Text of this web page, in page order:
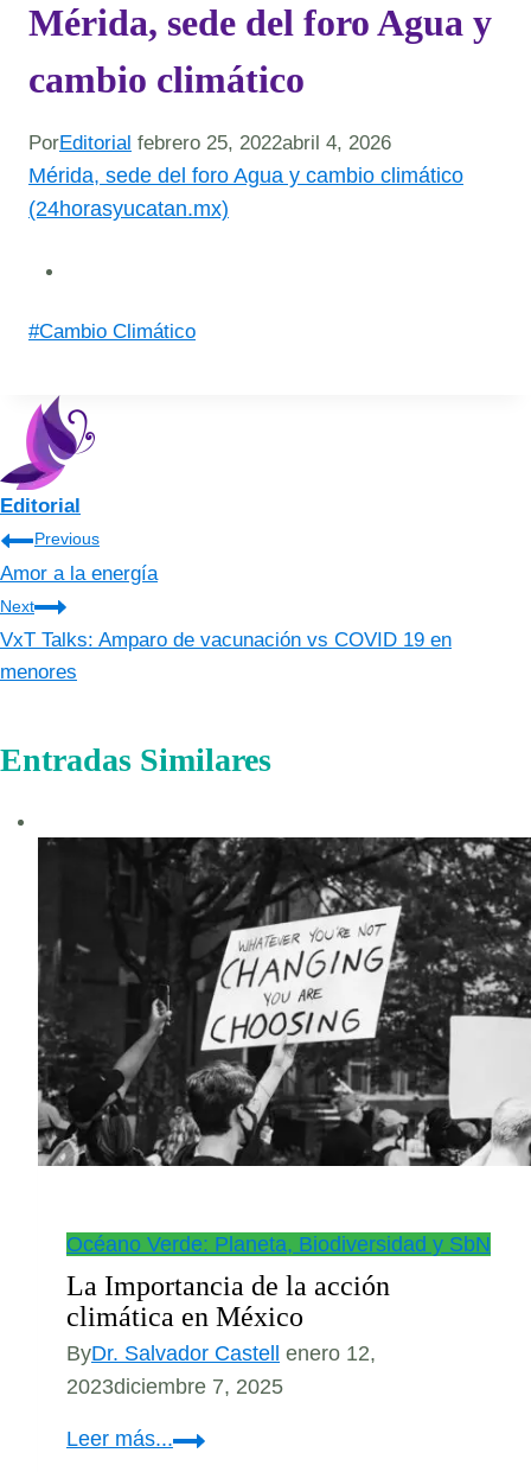
Mérida, sede del foro Agua y
cambio climático
PorEditorial febrero 25, 2022abril 4, 2026
Mérida, sede del foro Agua y cambio climático
(24horasyucatan.mx)
Post
#Cambio Climático
Editorial
Navegación
de
entradas
Previous
Amor a la energía
Next
VxT Talks: Amparo de vacunación vs COVID 19 en
menores
Entradas Similares
Océano Verde: Planeta, Biodiversidad y SbN
La Importancia de la acción
climática en México
ByDr. Salvador Castell
enero 12,
2023diciembre 7, 2025
Leer más...La